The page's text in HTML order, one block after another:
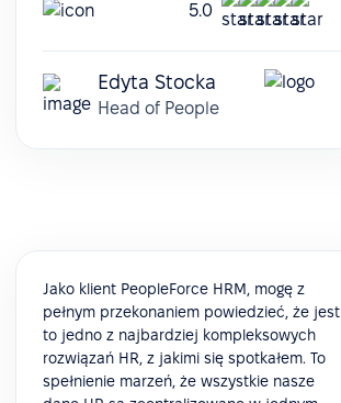
5.0
Edyta Stocka
Head of People
Jako klient PeopleForce HRM, mogę z
pełnym przekonaniem powiedzieć, że jest
to jedno z najbardziej kompleksowych
rozwiązań HR, z jakimi się spotkałem. To
spełnienie marzeń, że wszystkie nasze